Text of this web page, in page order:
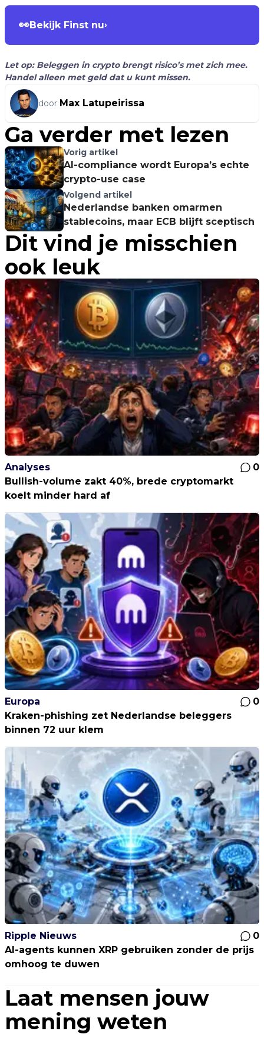
👀Bekijk Finst nu›
Let op: Beleggen in crypto brengt risico’s met zich mee.
Handel alleen met geld dat u kunt missen.
door Max Latupeirissa
Ga verder met lezen
Vorig artikel
AI-compliance wordt Europa’s echte
crypto-use case
Volgend artikel
Nederlandse banken omarmen
stablecoins, maar ECB blijft sceptisch
Dit vind je misschien
ook leuk
Analyses
0
Bullish-volume zakt 40%, brede cryptomarkt
koelt minder hard af
Europa
0
Kraken-phishing zet Nederlandse beleggers
binnen 72 uur klem
Ripple Nieuws
0
AI-agents kunnen XRP gebruiken zonder de prijs
omhoog te duwen
Laat mensen jouw
mening weten